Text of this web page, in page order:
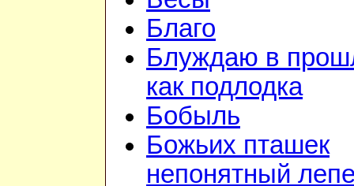
Благо
Блуждаю в
как подлодка
Бобыль
Божьих пташек
непонятный